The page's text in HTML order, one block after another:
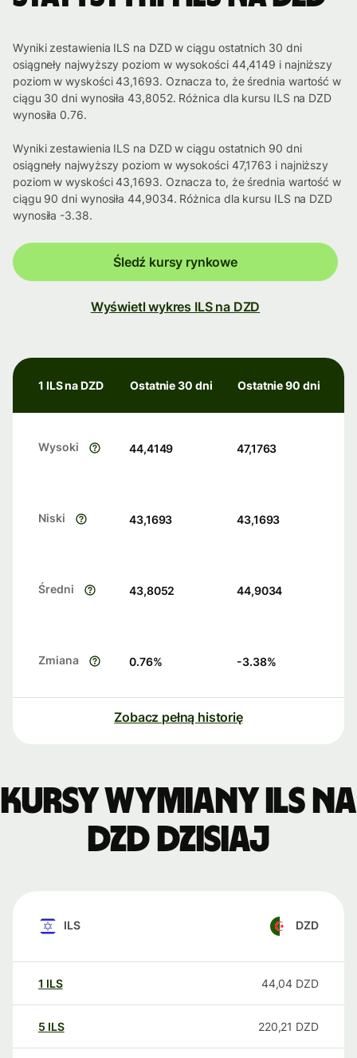
Wyniki zestawienia ILS na DZD w ciągu ostatnich 30 dni
osiągneły najwyższy poziom w wysokości 44,4149 i najniższy
poziom w wyskości 43,1693. Oznacza to, że średnia wartość w
ciągu 30 dni wynosiła 43,8052. Różnica dla kursu ILS na DZD
wynosiła 0.76.
Wyniki zestawienia ILS na DZD w ciągu ostatnich 90 dni
osiągneły najwyższy poziom w wysokości 47,1763 i najniższy
poziom w wyskości 43,1693. Oznacza to, że średnia wartość w
ciągu 90 dni wynosiła 44,9034. Różnica dla kursu ILS na DZD
wynosiła -3.38.
Śledź kursy rynkowe
Wyświetl wykres ILS na DZD
1 ILS na DZD Ostatnie 30 dni Ostatnie 90 dni
Wysoki 44,4149 47,1763
Niski 43,1693 43,1693
Średni 43,8052 44,9034
Zmiana 0.76% -3.38%
Zobacz pełną historię
Kursy wymiany ILS na
DZD dzisiaj
ILS DZD
1 ILS 44,04 DZD
5 ILS 220,21 DZD